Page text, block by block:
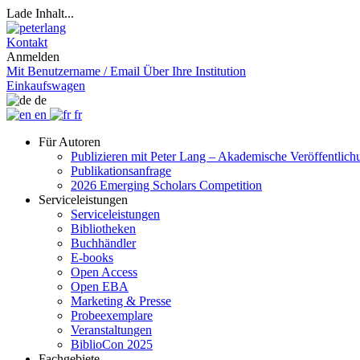
Lade Inhalt...
Kontakt
Anmelden
Mit Benutzername / Email Über Ihre Institution
Einkaufswagen
de
en
fr
Für Autoren
Publizieren mit Peter Lang – Akademische
Publikationsanfrage
2026 Emerging Scholars Competition
Serviceleistungen
Serviceleistungen
Bibliotheken
Buchhändler
E-books
Open Access
Open EBA
Marketing & Presse
Probeexemplare
Veranstaltungen
BiblioCon 2025